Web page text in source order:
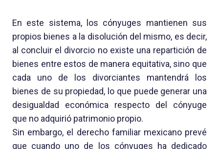
En este sistema, los cónyuges mantienen sus
propios bienes a la disolución del mismo, es decir,
al concluir el divorcio no existe una repartición de
bienes entre estos de manera equitativa, sino que
cada uno de los divorciantes mantendrá los
bienes de su propiedad, lo que puede generar una
desigualdad económica respecto del cónyuge
que no adquirió patrimonio propio.
Sin embargo, el derecho familiar mexicano prevé
que cuando uno de los cónyuges ha dedicado